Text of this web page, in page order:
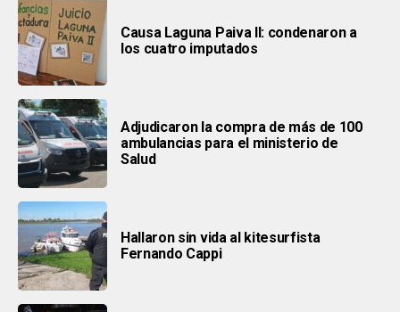
Causa Laguna Paiva II: condenaron a
los cuatro imputados
Adjudicaron la compra de más de 100
ambulancias para el ministerio de
Salud
Hallaron sin vida al kitesurfista
Fernando Cappi